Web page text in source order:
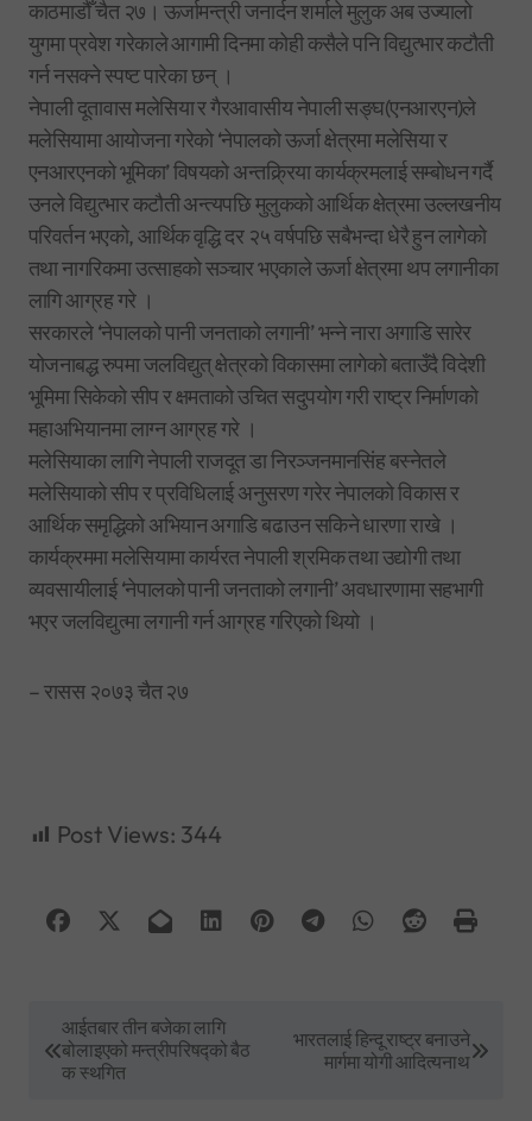
काठमाडौँ चैत २७। ऊर्जामन्त्री जनार्दन शर्माले मुलुक अब उज्यालो
युगमा प्रवेश गरेकाले आगामी दिनमा कोही कसैले पनि विद्युत्भार कटौती
गर्न नसक्ने स्पष्ट पारेका छन् ।
नेपाली दूतावास मलेसिया र गैरआवासीय नेपाली सङ्घ(एनआरएन)ले
मलेसियामा आयोजना गरेको ‘नेपालको ऊर्जा क्षेत्रमा मलेसिया र
एनआरएनको भूमिका’ विषयको अन्तक्र्रिया कार्यक्रमलाई सम्बोधन गर्दै
उनले विद्युत्भार कटौती अन्त्यपछि मुलुकको आर्थिक क्षेत्रमा उल्लखनीय
परिवर्तन भएको, आर्थिक वृद्धि दर २५ वर्षपछि सबैभन्दा धेरै हुन लागेको
तथा नागरिकमा उत्साहको सञ्चार भएकाले ऊर्जा क्षेत्रमा थप लगानीका
लागि आग्रह गरे ।
सरकारले ‘नेपालको पानी जनताको लगानी’ भन्ने नारा अगाडि सारेर
योजनाबद्ध रुपमा जलविद्युत् क्षेत्रको विकासमा लागेको बताउँदै विदेशी
भूमिमा सिकेको सीप र क्षमताको उचित सदुपयोग गरी राष्ट्र निर्माणको
महाअभियानमा लाग्न आग्रह गरे ।
मलेसियाका लागि नेपाली राजदूत डा निरञ्जनमानसिंह बस्नेतले
मलेसियाको सीप र प्रविधिलाई अनुसरण गरेर नेपालको विकास र
आर्थिक समृद्धिको अभियान अगाडि बढाउन सकिने धारणा राखे ।
कार्यक्रममा मलेसियामा कार्यरत नेपाली श्रमिक तथा उद्योगी तथा
व्यवसायीलाई ‘नेपालको पानी जनताको लगानी’ अवधारणामा सहभागी
भएर जलविद्युत्मा लगानी गर्न आग्रह गरिएको थियो ।
– रासस २०७३ चैत २७
Post Views: 344
o
आईतबार तीन बजेका लागि
बोलाइएको मन्त्रीपरिषद्को बैठ
क स्थगित
भारतलाई हिन्दू राष्ट्र बनाउने
मार्गमा योगी आदित्यनाथ